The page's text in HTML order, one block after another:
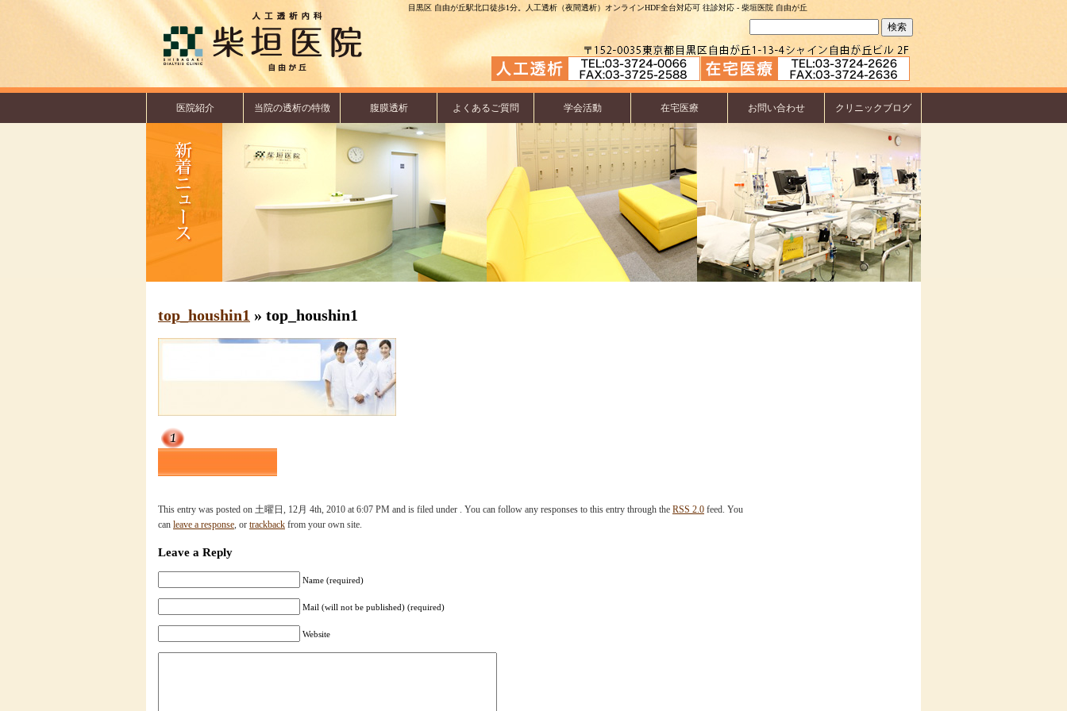
目黒区 自由が丘駅北口徒歩1分。人工透析（夜間透析）オンラインHDF全台対応可 往診対応 - 柴垣医院 自由が丘
検
索:
医院紹介 当院の透析の特徴 腹膜透析 よくあるご質問 学会活動 在宅医療 お問い合わせ クリニックブログ
top_houshin1 » top_houshin1
This entry was posted on 土曜日, 12月 4th, 2010 at 6:07 PM and is filed under . You can follow any responses to this entry through the RSS 2.0 feed. You
can leave a response, or trackback from your own site.
Leave a Reply
Name (required)
Mail (will not be published) (required)
Website